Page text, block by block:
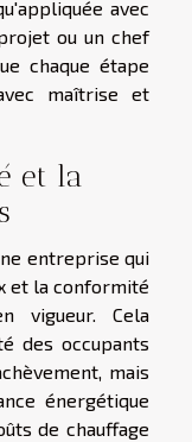
avec
ou un chef
chaque étape
maîtrise et
et la
entreprise qui
et la conformité
vigueur. Cela
des occupants
mais
énergétique
de chauffage